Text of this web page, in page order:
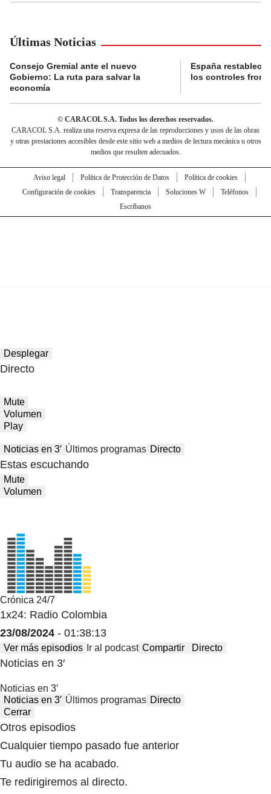
Últimas Noticias
Consejo Gremial ante el nuevo
Gobierno: La ruta para salvar la
economía
España restablece
los controles
© CARACOL S.A. Todos los derechos reservados.
CARACOL S.A. realiza una reserva expresa de las reproducciones y usos de las obras
y otras prestaciones accesibles desde este sitio web a medios de lectura mecánica u otros
medios que resulten adecuados.
Aviso legal Política de Protección de Datos
Política de cookies
Configuración de cookies
Transparencia Soluciones W
Teléfonos
Escríbanos
Desplegar
Directo
Mute
Volumen
Play
Noticias en 3′ Últimos programas Directo
Estas escuchando
Mute
Volumen
Crónica 24/7
1x24: Radio Colombia
23/08/2024 - 01:38:13
Ver más episodios Ir al podcast Compartir Directo
Noticias en 3′
Noticias en 3′
Noticias en 3′ Últimos programas Directo
Cerrar
Otros episodios
Cualquier tiempo pasado fue anterior
Tu audio se ha acabado.
Te redirigiremos al directo.